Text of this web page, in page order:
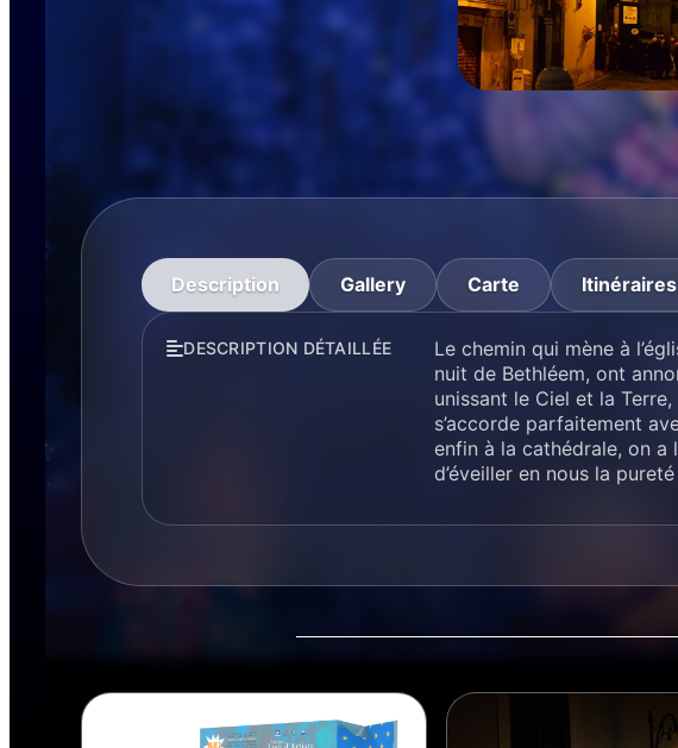
Description Gallery Carte Itinéraires
DESCRIPTION DÉTAILLÉE
Le chemin qui mène à
nuit de Bethléem, ont
unissant le Ciel et la
s’accorde parfaitement
enfin à la cathédrale, on a
d’éveiller en nous la